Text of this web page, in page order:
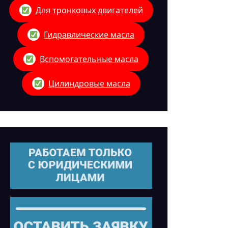
Для тронковых двигателей
Гидравлические масла
Вспомогательные масла
Цилиндровые масла